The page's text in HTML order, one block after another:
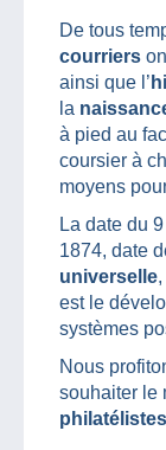
De tous
courriers
ainsi que l’
la
à pied au
coursier à
moyens
La date du
1874, date
universelle
est le
systèmes
Nous
souhaiter le
philatélistes